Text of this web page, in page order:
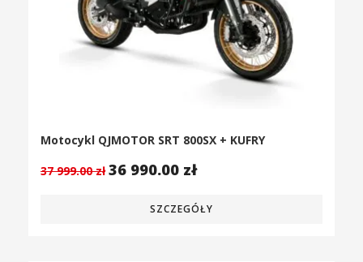
Motocykl QJMOTOR SRT 800SX + KUFRY
37 999.00zł 36 990.00 zł
SZCZEGÓŁY